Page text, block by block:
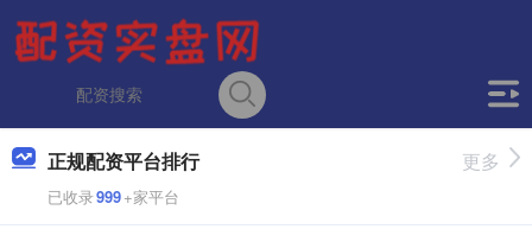
正规配资平台排行
已收录999+家平台
更多